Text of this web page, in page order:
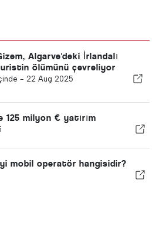
Algarve'deki İrlandalı
ölümünü çevreliyor
- 22 Aug 2025
125 milyon € yatırım
mobil operatör hangisidir?